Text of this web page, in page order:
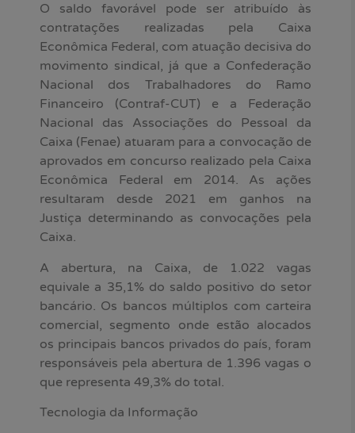
O saldo favorável pode ser atribuído às
contratações realizadas pela Caixa
Econômica Federal, com atuação decisiva do
movimento sindical, já que a Confederação
Nacional dos Trabalhadores do Ramo
Financeiro (Contraf-CUT) e a Federação
Nacional das Associações do Pessoal da
Caixa (Fenae) atuaram para a convocação de
aprovados em concurso realizado pela Caixa
Econômica Federal em 2014. As ações
resultaram desde 2021 em ganhos na
Justiça determinando as convocações pela
Caixa.
A abertura, na Caixa, de 1.022 vagas
equivale a 35,1% do saldo positivo do setor
bancário. Os bancos múltiplos com carteira
comercial, segmento onde estão alocados
os principais bancos privados do país, foram
responsáveis pela abertura de 1.396 vagas o
que representa 49,3% do total.
Tecnologia da Informação